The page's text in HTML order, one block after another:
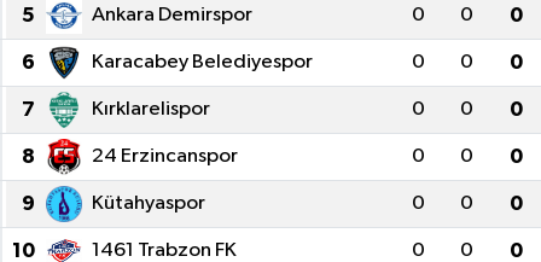
5 Ankara Demirspor 0 0 0
6 Karacabey Belediyespor 0 0 0
7 Kırklarelispor 0 0 0
8 24 Erzincanspor 0 0 0
9 Kütahyaspor 0 0 0
10 1461 Trabzon FK 0 0 0